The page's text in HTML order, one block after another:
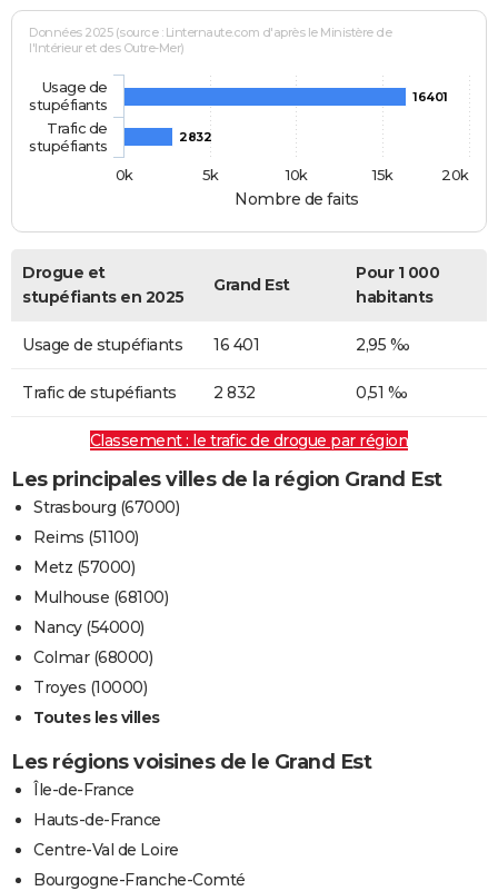
Nombre de faits
Données 2025 (source : Linternaute.com d'après le Ministère de
l'Intérieur et des Outre-Mer)
16401
2832
Usage de
stupéfiants
Trafic de
stupéfiants
0k
5k 10k 15k 20k
Drogue et
stupéfiants en 2025
Grand Est
Pour 1 000
habitants
Usage de stupéfiants 16 401 2,95 ‰
Trafic de stupéfiants 2 832 0,51 ‰
Classement : le trafic de drogue par région
Les principales villes de la région Grand Est
Strasbourg (67000)
Reims (51100)
Metz (57000)
Mulhouse (68100)
Nancy (54000)
Colmar (68000)
Troyes (10000)
Toutes les villes
Les régions voisines de le Grand Est
Île-de-France
Hauts-de-France
Centre-Val de Loire
Bourgogne-Franche-Comté